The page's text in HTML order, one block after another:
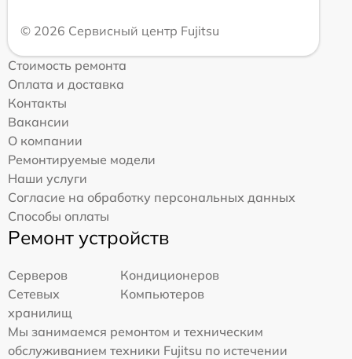
© 2026 Сервисный центр Fujitsu
Стоимость ремонта
Оплата и доставка
Контакты
Вакансии
О компании
Ремонтируемые модели
Наши услуги
Согласие на обработку персональных данных
Способы оплаты
Ремонт устройств
Серверов
Кондиционеров
Сетевых
хранилищ
Компьютеров
Мы занимаемся ремонтом и техническим
обслуживанием техники Fujitsu по истечении